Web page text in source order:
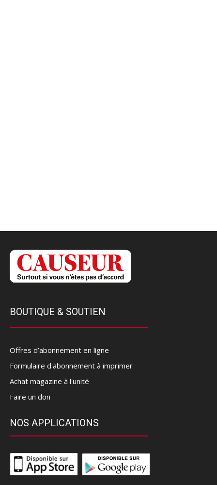
BOUTIQUE & SOUTIEN
Offres d’abonnement en ligne
Formulaire d'abonnement à imprimer
Achat magazine à l'unité
Faire un don
NOS APPLICATIONS